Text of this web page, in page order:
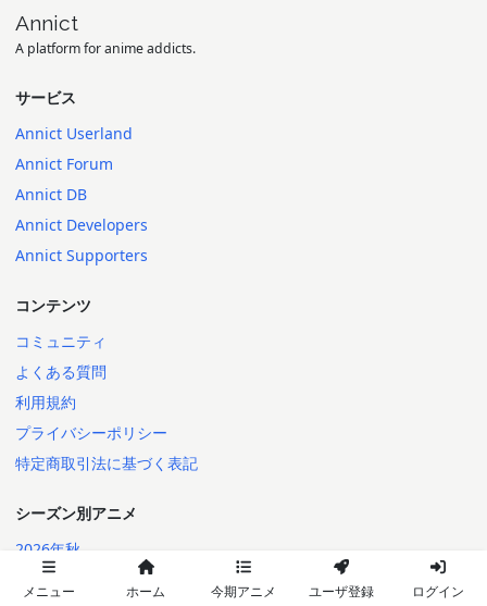
Annict
A platform for anime addicts.
サービス
Annict Userland
Annict Forum
Annict DB
Annict Developers
Annict Supporters
コンテンツ
コミュニティ
よくある質問
利用規約
プライバシーポリシー
特定商取引法に基づく表記
シーズン別アニメ
2026年秋
2026年夏
メニュー ホーム 今期アニメ ユーザ登録 ログイン